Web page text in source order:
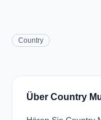
Country
Über Country